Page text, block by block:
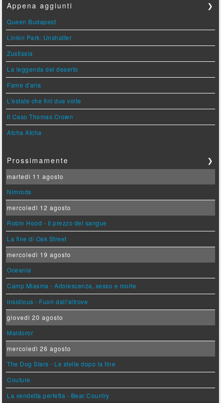
Appena aggiunti ❯
Queen Budapest
Linkin Park: Unshatter
Zustissia
La leggenda del deserto
Fame d'aria
L'estate che finì due volte
Il Caso Thomas Crown
Atcha Atcha
Prossimamente ❯
martedì 11 agosto
Nimrods
mercoledì 12 agosto
Robin Hood - Il prezzo del sangue
La fine di Oak Street
mercoledì 19 agosto
Oceania
Camp Miasma - Adolescenza, sesso e morte
Insidious - Fuori dall'altrove
giovedì 20 agosto
Maldoror
mercoledì 26 agosto
The Dog Stars - Le stelle dopo la fine
Couture
La vendetta perfetta - Bear Country